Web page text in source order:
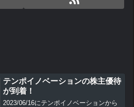
テンポイノベーションの株主優待
が到着！
2023/06/16にテンポイノベーションから